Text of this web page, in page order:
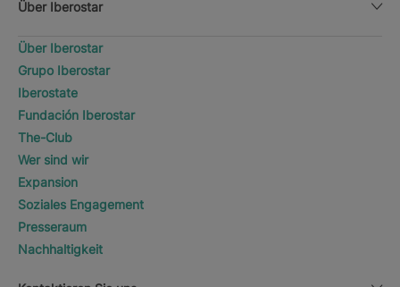
Über Iberostar
Über Iberostar
Grupo Iberostar
Iberostate
Fundación Iberostar
The-Club
Wer sind wir
Expansion
Soziales Engagement
Presseraum
Nachhaltigkeit